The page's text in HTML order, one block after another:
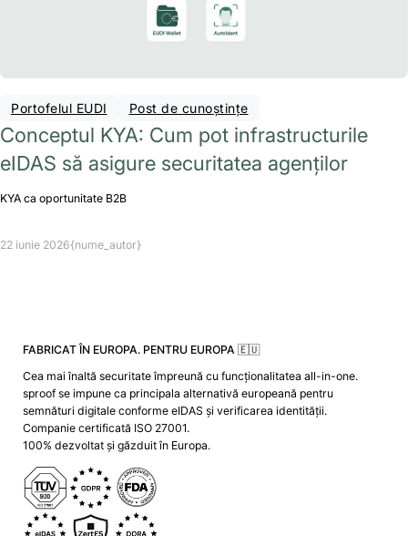
Portofelul EUDI Post de cunoștințe
Conceptul KYA: Cum pot infrastructurile
eIDAS să asigure securitatea agenților
KYA ca oportunitate B2B
22 iunie 2026{nume_autor}
FABRICAT ÎN EUROPA. PENTRU EUROPA 🇪🇺
Cea mai înaltă securitate împreună cu funcționalitatea all-in-one.
sproof se impune ca principala alternativă europeană pentru
semnături digitale conforme eIDAS și verificarea identității.
Companie certificată ISO 27001.
100% dezvoltat și găzduit în Europa.